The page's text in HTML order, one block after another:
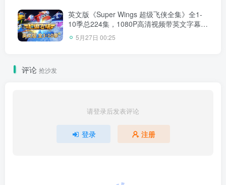
英文版《Super Wings 超级飞侠全集》全1-
10季总224集，1080P高清视频带英文字幕，
带配套音频MP3，百度网盘下载！
5月27日 00:25
评论 抢沙发
请登录后发表评论
登录 注册